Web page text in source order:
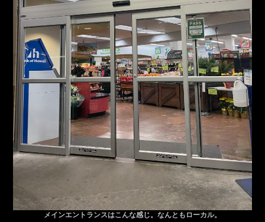
メインエントランスはこんな感じ。なんともローカル。